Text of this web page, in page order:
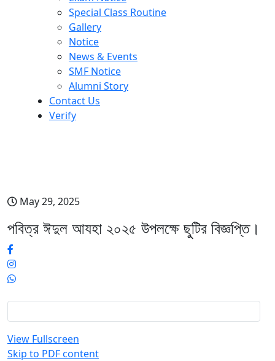
Special Class Routine
Gallery
Notice
News & Events
SMF Notice
Alumni Story
Contact Us
Verify
May 29, 2025
পবিত্র ঈদুল আযহা ২০২৫ উপলক্ষে ছুুটির বিজ্ঞপ্তি।
View Fullscreen
Skip to PDF content